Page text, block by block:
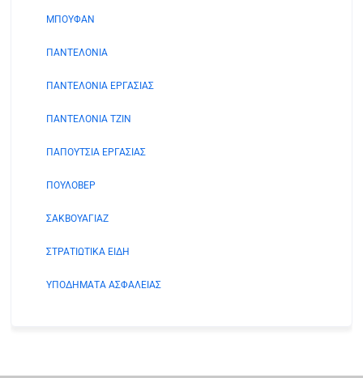
ΜΠΟΥΦΑΝ
ΠΑΝΤΕΛΟΝΙΑ
ΠΑΝΤΕΛΟΝΙΑ ΕΡΓΑΣΙΑΣ
ΠΑΝΤΕΛΟΝΙΑ ΤΖΙΝ
ΠΑΠΟΥΤΣΙΑ ΕΡΓΑΣΙΑΣ
ΠΟΥΛΟΒΕΡ
ΣΑΚΒΟΥΑΓΙΑΖ
ΣΤΡΑΤΙΩΤΙΚΑ ΕΙΔΗ
ΥΠΟΔΗΜΑΤΑ ΑΣΦΑΛΕΙΑΣ